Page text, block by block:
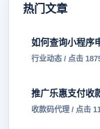
热门文章
如何查询小程序
行业动态 / 点击
推广乐惠支付收
收款码代理 / 点击